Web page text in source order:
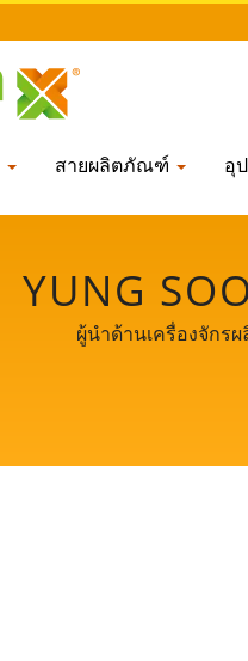
สายผลิตภัณฑ์ อุ
YUNG
ผู้นำด้านเครื่องจักร